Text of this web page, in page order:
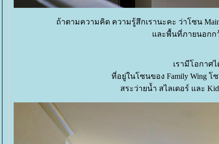
ถ้าตามความคิด ความรู้สึกเรานะคะ ว่าโซน
ละพื้นที่ภายนอกกว้
เรามีโอกาศ
ที่อยู่ในโซนของ Family Wing
สระว่ายน้ำ สไลเดอร์ และ